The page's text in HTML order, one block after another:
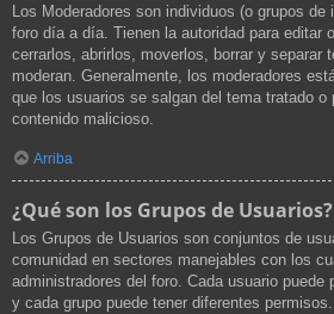
Los Moderadores son individuos (o grupos de
foro día a día. Tienen la autoridad para editar
cerrarlos, abrirlos, moverlos, borrar y separar
moderan. Generalmente, los moderadores
que los usuarios se salgan del tema tratado o
contenido malicioso.
Arriba
¿Qué son los Grupos de Usuarios?
Los Grupos de Usuarios son conjuntos de
comunidad en sectores manejables con los
administradores del foro. Cada usuario puede
y cada grupo puede tener diferentes